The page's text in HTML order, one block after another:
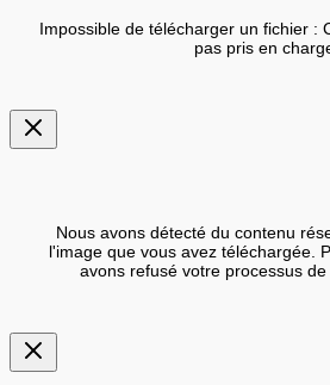
Impossible de télécharger un fichier :
pas pris en
Nous avons détecté du contenu
l'image que vous avez téléchargée.
avons refusé votre processus de